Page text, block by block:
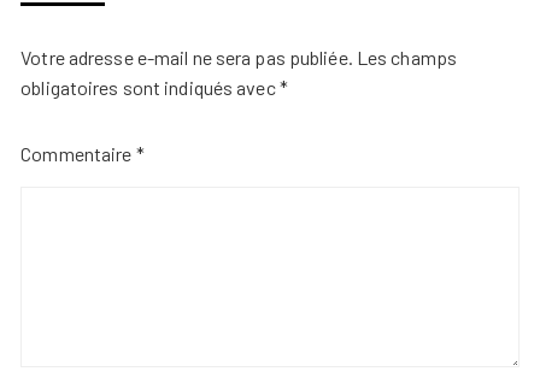
Votre adresse e-mail ne sera pas publiée. Les champs
obligatoires sont indiqués avec*
Commentaire *